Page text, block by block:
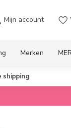
Mijn account
Merken
shipping